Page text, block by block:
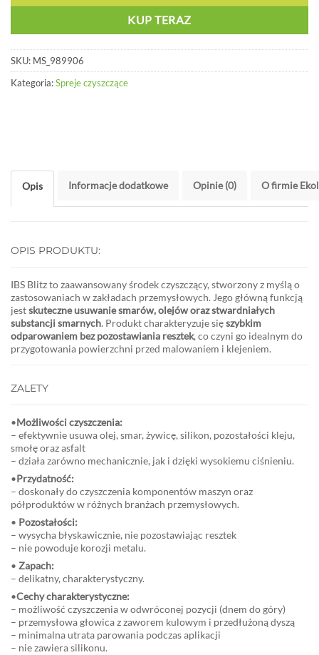
KUP TERAZ
SKU: MS_989906
Kategoria:Spreje czyszczące
Opis Informacje dodatkowe Opinie (0) O firmie
OPIS PRODUKTU:
IBS Blitz to zaawansowany środek czyszczący, stworzony z myślą o
zastosowaniach w zakładach przemysłowych. Jego główną funkcją
jestskuteczne usuwanie smarów, olejów oraz stwardniałych
substancji smarnych. Produkt charakteryzuje sięszybkim
odparowaniem bez pozostawiania resztek, co czyni go idealnym do
przygotowania powierzchni przed malowaniem i klejeniem.
ZALETY
•Możliwości czyszczenia:
– efektywnie usuwa olej, smar, żywicę, silikon, pozostałości kleju,
smołę oraz asfalt
– działa zarówno mechanicznie, jak i dzięki wysokiemu ciśnieniu.
•Przydatność:
– doskonały do czyszczenia komponentów maszyn oraz
półproduktów w różnych branżach przemysłowych.
• Pozostałości:
– wysycha błyskawicznie, nie pozostawiając resztek
– nie powoduje korozji metalu.
• Zapach:
– delikatny, charakterystyczny.
•Cechy charakterystyczne:
– możliwość czyszczenia w odwróconej pozycji (dnem do góry)
– przemysłowa głowica z zaworem kulowym i przedłużoną dyszą
– minimalna utrata parowania podczas aplikacji
– nie zawiera silikonu.